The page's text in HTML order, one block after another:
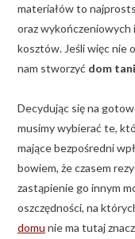
materiałów to
oraz wykończeniowych
kosztów. Jeśli więc nie
nam stworzyć dom
Decydując się na
musimy wybierać te,
mające bezpośredni
bowiem, że czasem
zastąpienie go innym
oszczędności, na
domu nie ma tutaj